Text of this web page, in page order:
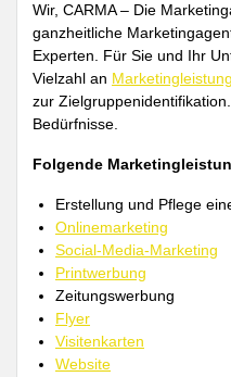
Wir, CARMA – Die
ganzheitliche
Experten. Für Sie und Ihr
Vielzahl an
zur
Bedürfnisse.
Folgende
Erstellung und Pflege
Onlinemarketing
Social-Media-Marketing
Printwerbung
Zeitungswerbung
Flyer
Visitenkarten
Website